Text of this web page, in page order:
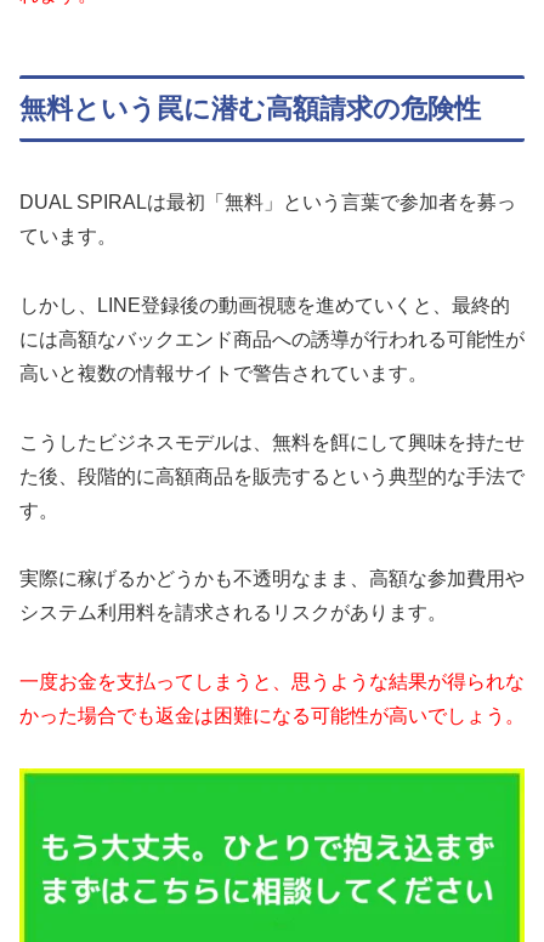
無料という罠に潜む高額請求の危険性
DUAL SPIRALは最初「無料」という言葉で参加者を募っ
ています。
しかし、LINE登録後の動画視聴を進めていくと、最終的
には高額なバックエンド商品への誘導が行われる可能性が
高いと複数の情報サイトで警告されています。
こうしたビジネスモデルは、無料を餌にして興味を持たせ
た後、段階的に高額商品を販売するという典型的な手法で
す。
実際に稼げるかどうかも不透明なまま、高額な参加費用や
システム利用料を請求されるリスクがあります。
一度お金を支払ってしまうと、思うような結果が得られな
かった場合でも返金は困難になる可能性が高いでしょう。